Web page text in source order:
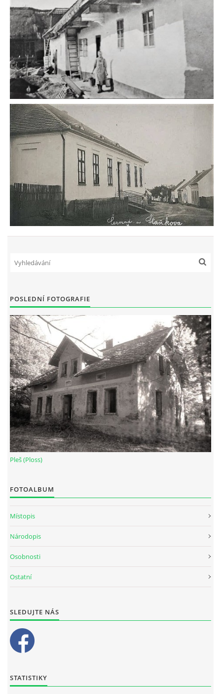
POSLEDNÍ FOTOGRAFIE
Pleš (Ploss)
FOTOALBUM
Místopis
Národopis
Osobnosti
Ostatní
SLEDUJTE NÁS
STATISTIKY